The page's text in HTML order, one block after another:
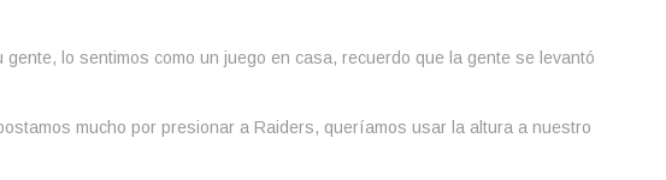
lo sentimos como un juego en casa, recuerdo que la gente se levantó
mucho por presionar a Raiders, queríamos usar la altura a nuestro